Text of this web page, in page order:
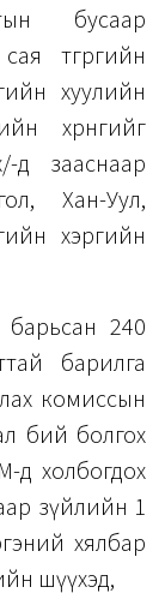
бусаар
төгрөгийн
хуулийн
хөрөнгийг
д зааснаар
Хан-Уул,
хэргийн
240
барилга
комиссын
бий болгох
д холбогдох
зүйлийн 1
хялбар
шүүхэд,